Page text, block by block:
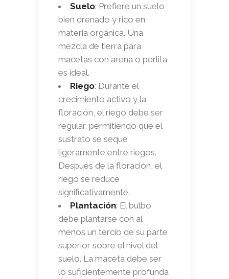
Suelo: Prefiere un suelo
bien drenado y rico en
materia orgánica. Una
mezcla de tierra para
macetas con arena o perlita
es ideal.
Riego: Durante el
crecimiento activo y la
floración, el riego debe ser
regular, permitiendo que el
sustrato se seque
ligeramente entre riegos.
Después de la floración, el
riego se reduce
significativamente.
Plantación: El bulbo
debe plantarse con al
menos un tercio de su parte
superior sobre el nivel del
suelo. La maceta debe ser
lo suficientemente profunda